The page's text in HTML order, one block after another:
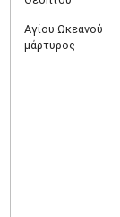
Αγίου Ωκεανού
μάρτυρος